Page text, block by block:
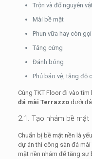
Trộn và đổ nguyên
Mài bề mặt
Phun vữa hay còn
Tăng cứng
Đánh bóng
Phủ bảo vệ, tăng độ
Cùng TKT Floor đi vào tìm
đá mài Terrazzodưới
2.1. Tạo nhám bề mặt
Chuẩn bị bề mặt nền là
dự án thi công sàn đá
mặt nền nhám để tăng sự